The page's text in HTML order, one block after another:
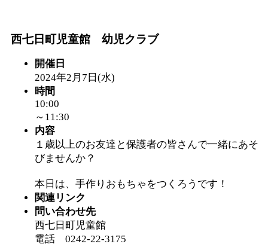
間：2026/08/10～2026/
「赤ちゃん交流広場
間：2026/08/10～
「みなづる号乗車体
de 健康づくり」
「堂島地区歴史ウオ
す」 受付期間：～
西七日町児童館 幼児クラブ
開催日
2024年2月7日(水)
時間
10:00
～11:30
内容
１歳以上のお友達と保護者の皆さんで一緒にあそ
びませんか？
本日は、手作りおもちゃをつくろうです！
関連リンク
問い合わせ先
西七日町児童館
電話 0242-22-3175